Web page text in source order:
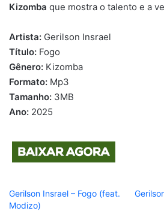
Kizomba que mostra o talento e a
Artista: Gerilson Insrael
Título: Fogo
Gênero: Kizomba
Formato: Mp3
Tamanho: 3MB
Ano: 2025
Gerilson Insrael – Fogo (feat.
Modizo)